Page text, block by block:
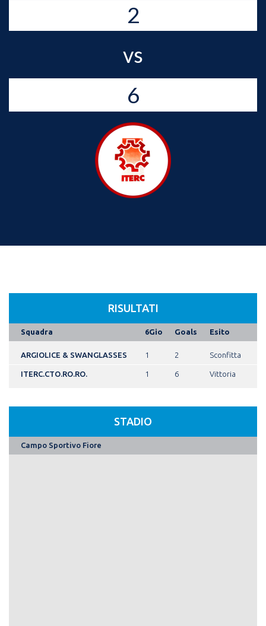
2
vs
6
RISULTATI
Squadra 6Gio Goals Esito
ARGIOLICE & SWANGLASSES 1 2 Sconfitta
ITERC.CTO.RO.RO. 1 6 Vittoria
STADIO
Campo Sportivo Fiore